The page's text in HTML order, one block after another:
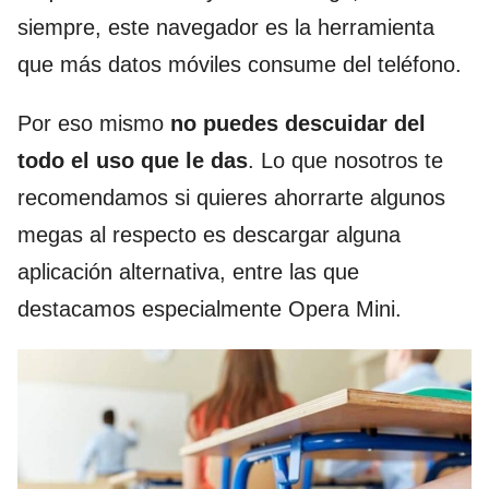
siempre, este navegador es la herramienta
que más datos móviles consume del teléfono.
Por eso mismo no puedes descuidar del
todo el uso que le das. Lo que nosotros te
recomendamos si quieres ahorrarte algunos
megas al respecto es descargar alguna
aplicación alternativa, entre las que
destacamos especialmente Opera Mini.